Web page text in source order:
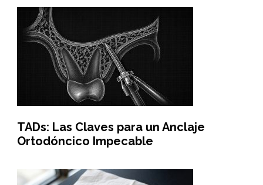
TADs: Las Claves para un Anclaje
Ortodóncico Impecable